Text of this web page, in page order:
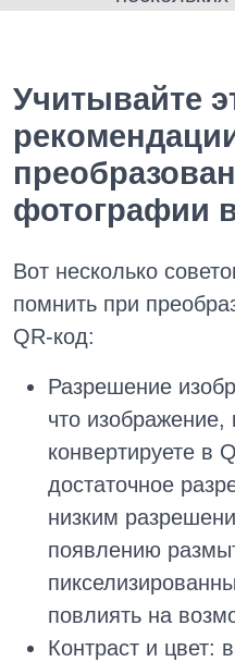
Учитывайте
фотографии
Вот несколько
помнить при
QR-код:
Разрешение
что изображение,
конвертируете в
достаточное
низким
появлению
повлиять на
Контраст и цвет: